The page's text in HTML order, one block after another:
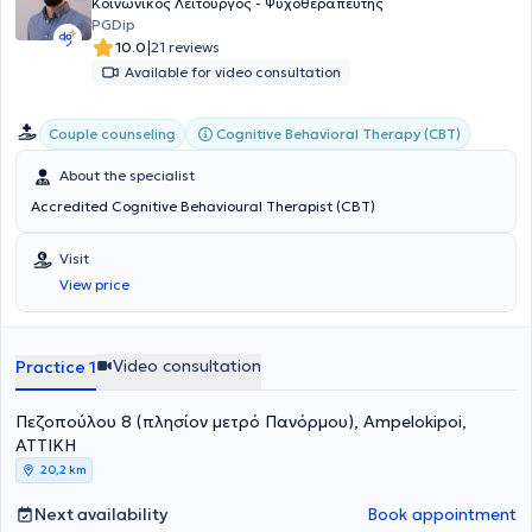
PGDip
10.0|21 reviews
Available for video consultation
Couple counseling Cognitive Behavioral Therapy (CBT)
About the specialist
Accredited Cognitive Behavioural Therapist (CBT)
Visit
View price
Practice 1 Video consultation
Πεζοπούλου 8 (πλησίον μετρό Πανόρμου), Ampelokipoi,
ΑΤΤΙΚΗ
20,2 km
Next availability Book appointment